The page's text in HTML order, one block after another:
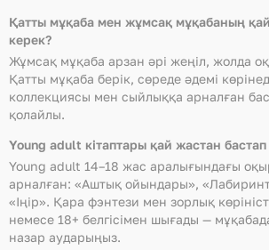
Қатты мұқаба мен жұмсақ мұқабаның
керек?
Жұмсақ мұқаба арзан әрі жеңіл, жолда
Қатты мұқаба берік, сөреде әдемі
коллекциясы мен сыйлыққа арналған
қолайлы.
Young adult кітаптары қай жастан
Young adult 14–18 жас аралығындағы
арналған: «Аштық ойындары»,
«Іңір». Қара фэнтези мен зорлық
немесе 18+ белгісімен шығады —
назар аударыңыз.